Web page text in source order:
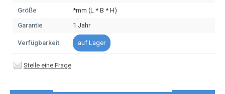
Größe
*mm (L * B * H)
Garantie
1 Jahr
Verfügbarkeit auf Lager
Stelle eine Frage